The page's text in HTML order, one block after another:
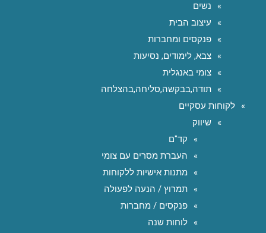
נשים
עיצוב הבית
פנקסים ומחברות
צבא, לימודים, נסיעות
צומי באנגלית
תודה,בבקשה,סליחה,בהצלחה
לקוחות עסקיים
שיווק
קד"ם
העברת מסרים עם צומי
מתנות אישיות ללקוחות
תמרוץ / הנעה לפעולה
פנקסים / מחברות
לוחות שנה